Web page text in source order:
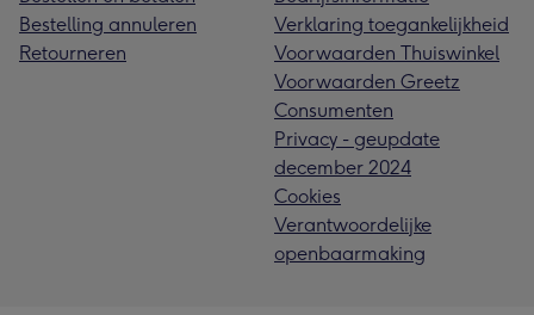
Bestelling annuleren
Retourneren
Verklaring toegankelijkheid
Voorwaarden Thuiswinkel
Voorwaarden Greetz
Consumenten
Privacy - geupdate
december 2024
Cookies
Verantwoordelijke
openbaarmaking